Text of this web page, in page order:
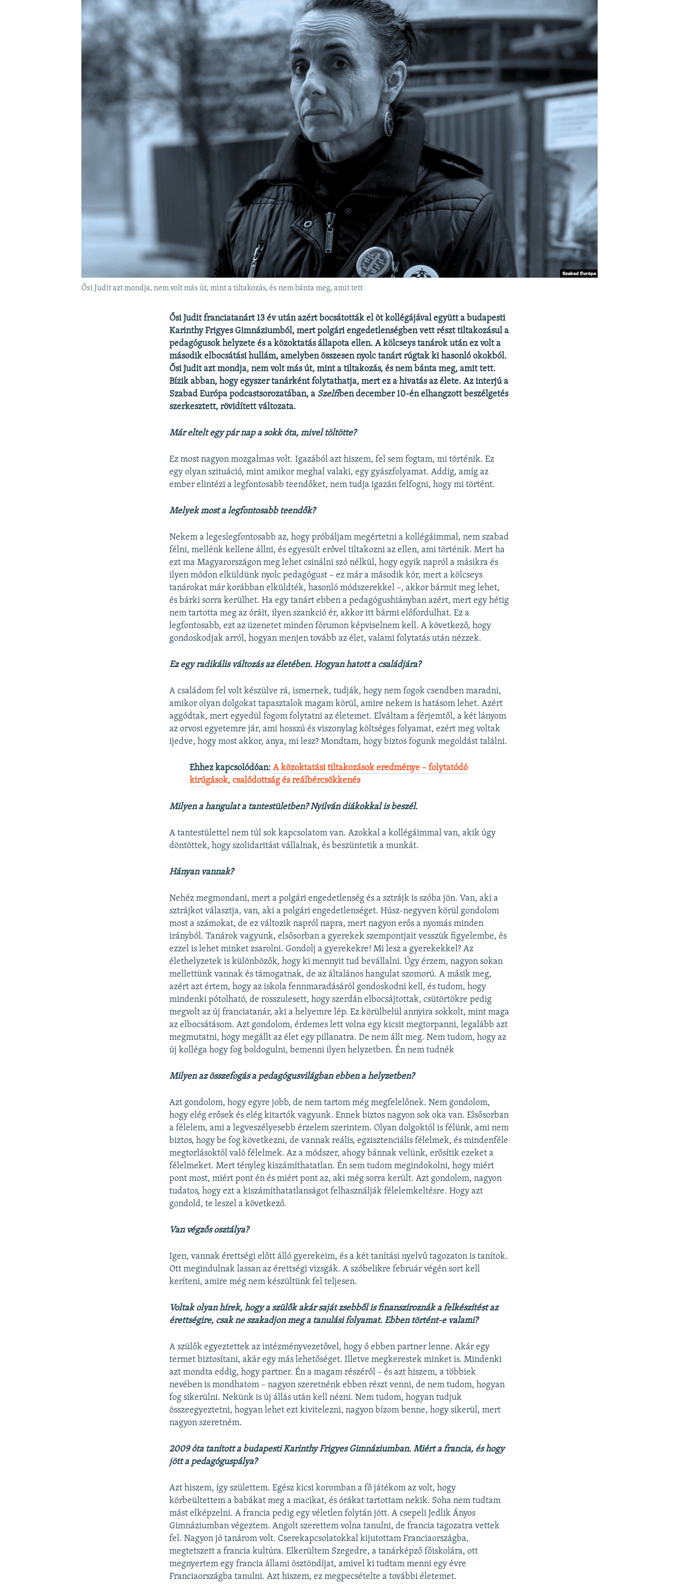
A MÚLT TANULSÁGAI
Ősi Judit azt mondja, nem volt más út, mint a tiltakozás, és nem bánta meg, amit tett
Ősi Judit franciatanárt 13 év után azért bocsátották el öt kollégájával együtt a budapesti
Karinthy Frigyes Gimnáziumból, mert polgári engedetlenségben vett részt tiltakozásul a
pedagógusok helyzete és a közoktatás állapota ellen. A kölcseys tanárok után ez volt a
második elbocsátási hullám, amelyben összesen nyolc tanárt rúgtak ki hasonló okokból.
Ősi Judit azt mondja, nem volt más út, mint a tiltakozás, és nem bánta meg, amit tett.
Bízik abban, hogy egyszer tanárként folytathatja, mert ez a hivatás az élete. Az interjú a
Szabad Európa podcastsorozatában, a Szelfiben december 10-én elhangzott beszélgetés
szerkesztett, rövidített változata.
Már eltelt egy pár nap a sokk óta, mivel töltötte?
Ez most nagyon mozgalmas volt. Igazából azt hiszem, fel sem fogtam, mi történik. Ez
egy olyan szituáció, mint amikor meghal valaki, egy gyászfolyamat. Addig, amíg az
ember elintézi a legfontosabb teendőket, nem tudja igazán felfogni, hogy mi történt.
Melyek most a legfontosabb teendők?
Nekem a legeslegfontosabb az, hogy próbáljam megértetni a kollégáimmal, nem szabad
félni, mellénk kellene állni, és egyesült erővel tiltakozni az ellen, ami történik. Mert ha
ezt ma Magyarországon meg lehet csinálni szó nélkül, hogy egyik napról a másikra és
ilyen módon elküldünk nyolc pedagógust – ez már a második kör, mert a kölcseys
tanárokat már korábban elküldték, hasonló módszerekkel –, akkor bármit meg lehet,
és bárki sorra kerülhet. Ha egy tanárt ebben a pedagógushiányban azért, mert egy hétig
nem tartotta meg az óráit, ilyen szankció ér, akkor itt bármi előfordulhat. Ez a
legfontosabb, ezt az üzenetet minden fórumon képviselnem kell. A következő, hogy
gondoskodjak arról, hogyan menjen tovább az élet, valami folytatás után nézzek.
Ez egy radikális változás az életében. Hogyan hatott a családjára?
A családom fel volt készülve rá, ismernek, tudják, hogy nem fogok csendben maradni,
amikor olyan dolgokat tapasztalok magam körül, amire nekem is hatásom lehet. Azért
aggódtak, mert egyedül fogom folytatni az életemet. Elváltam a férjemtől, a két lányom
az orvosi egyetemre jár, ami hosszú és viszonylag költséges folyamat, ezért meg voltak
ijedve, hogy most akkor, anya, mi lesz? Mondtam, hogy biztos fogunk megoldást találni.
Ehhez kapcsolódóan: A közoktatási tiltakozások eredménye – folytatódó
kirúgások, csalódottság és reálbércsökkenés
Milyen a hangulat a tantestületben? Nyilván diákokkal is beszél.
A tantestülettel nem túl sok kapcsolatom van. Azokkal a kollégáimmal van, akik úgy
döntöttek, hogy szolidaritást vállalnak, és beszüntetik a munkát.
Hányan vannak?
Nehéz megmondani, mert a polgári engedetlenség és a sztrájk is szóba jön. Van, aki a
sztrájkot választja, van, aki a polgári engedetlenséget. Húsz-negyven körül gondolom
most a számokat, de ez változik napról napra, mert nagyon erős a nyomás minden
irányból. Tanárok vagyunk, elsősorban a gyerekek szempontjait vesszük figyelembe, és
ezzel is lehet minket zsarolni. Gondolj a gyerekekre! Mi lesz a gyerekekkel? Az
élethelyzetek is különbözők, hogy ki mennyit tud bevállalni. Úgy érzem, nagyon sokan
mellettünk vannak és támogatnak, de az általános hangulat szomorú. A másik meg,
azért azt értem, hogy az iskola fennmaradásáról gondoskodni kell, és tudom, hogy
mindenki pótolható, de rosszulesett, hogy szerdán elbocsájtottak, csütörtökre pedig
megvolt az új franciatanár, aki a helyemre lép. Ez körülbelül annyira sokkolt, mint maga
az elbocsátásom. Azt gondolom, érdemes lett volna egy kicsit megtorpanni, legalább azt
megmutatni, hogy megállt az élet egy pillanatra. De nem állt meg. Nem tudom, hogy az
új kolléga hogy fog boldogulni, bemenni ilyen helyzetben. Én nem tudnék
Milyen az összefogás a pedagógusvilágban ebben a helyzetben?
Azt gondolom, hogy egyre jobb, de nem tartom még megfelelőnek. Nem gondolom,
hogy elég erősek és elég kitartók vagyunk. Ennek biztos nagyon sok oka van. Elsősorban
a félelem, ami a legveszélyesebb érzelem szerintem. Olyan dolgoktól is félünk, ami nem
biztos, hogy be fog következni, de vannak reális, egzisztenciális félelmek, és mindenféle
megtorlásoktól való félelmek. Az a módszer, ahogy bánnak velünk, erősítik ezeket a
félelmeket. Mert tényleg kiszámíthatatlan. Én sem tudom megindokolni, hogy miért
pont most, miért pont én és miért pont az, aki még sorra került. Azt gondolom, nagyon
tudatos, hogy ezt a kiszámíthatatlanságot felhasználják félelemkeltésre. Hogy azt
gondold, te leszel a következő.
Van végzős osztálya?
Igen, vannak érettségi előtt álló gyerekeim, és a két tanítási nyelvű tagozaton is tanítok.
Ott megindulnak lassan az érettségi vizsgák. A szóbelikre február végén sort kell
keríteni, amire még nem készültünk fel teljesen.
Voltak olyan hírek, hogy a szülők akár saját zsebből is finanszíroznák a felkészítést az
érettségire, csak ne szakadjon meg a tanulási folyamat. Ebben történt-e valami?
A szülők egyeztettek az intézményvezetővel, hogy ő ebben partner lenne. Akár egy
termet biztosítani, akár egy más lehetőséget. Illetve megkerestek minket is. Mindenki
azt mondta eddig, hogy partner. Én a magam részéről – és azt hiszem, a többiek
nevében is mondhatom – nagyon szeretnénk ebben részt venni, de nem tudom, hogyan
fog sikerülni. Nekünk is új állás után kell nézni. Nem tudom, hogyan tudjuk
összeegyeztetni, hogyan lehet ezt kivitelezni, nagyon bízom benne, hogy sikerül, mert
nagyon szeretném.
2009 óta tanított a budapesti Karinthy Frigyes Gimnáziumban. Miért a francia, és hogy
jött a pedagóguspálya?
Azt hiszem, így születtem. Egész kicsi koromban a fő játékom az volt, hogy
körbeültettem a babákat meg a macikat, és órákat tartottam nekik. Soha nem tudtam
mást elképzelni. A francia pedig egy véletlen folytán jött. A csepeli Jedlik Ányos
Gimnáziumban végeztem. Angolt szerettem volna tanulni, de francia tagozatra vettek
fel. Nagyon jó tanárom volt. Cserekapcsolatokkal kijutottam Franciaországba,
megtetszett a francia kultúra. Elkerültem Szegedre, a tanárképző főiskolára, ott
megnyertem egy francia állami ösztöndíjat, amivel ki tudtam menni egy évre
Franciaországba tanulni. Azt hiszem, ez megpecsételte a további életemet.